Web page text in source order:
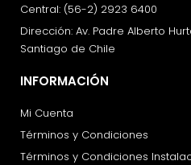
Central: (56-2) 2923 6400
Dirección: Av. Padre Alberto
Santiago de Chile
INFORMACIÓN
Mi Cuenta
Términos y Condiciones
Términos y Condiciones